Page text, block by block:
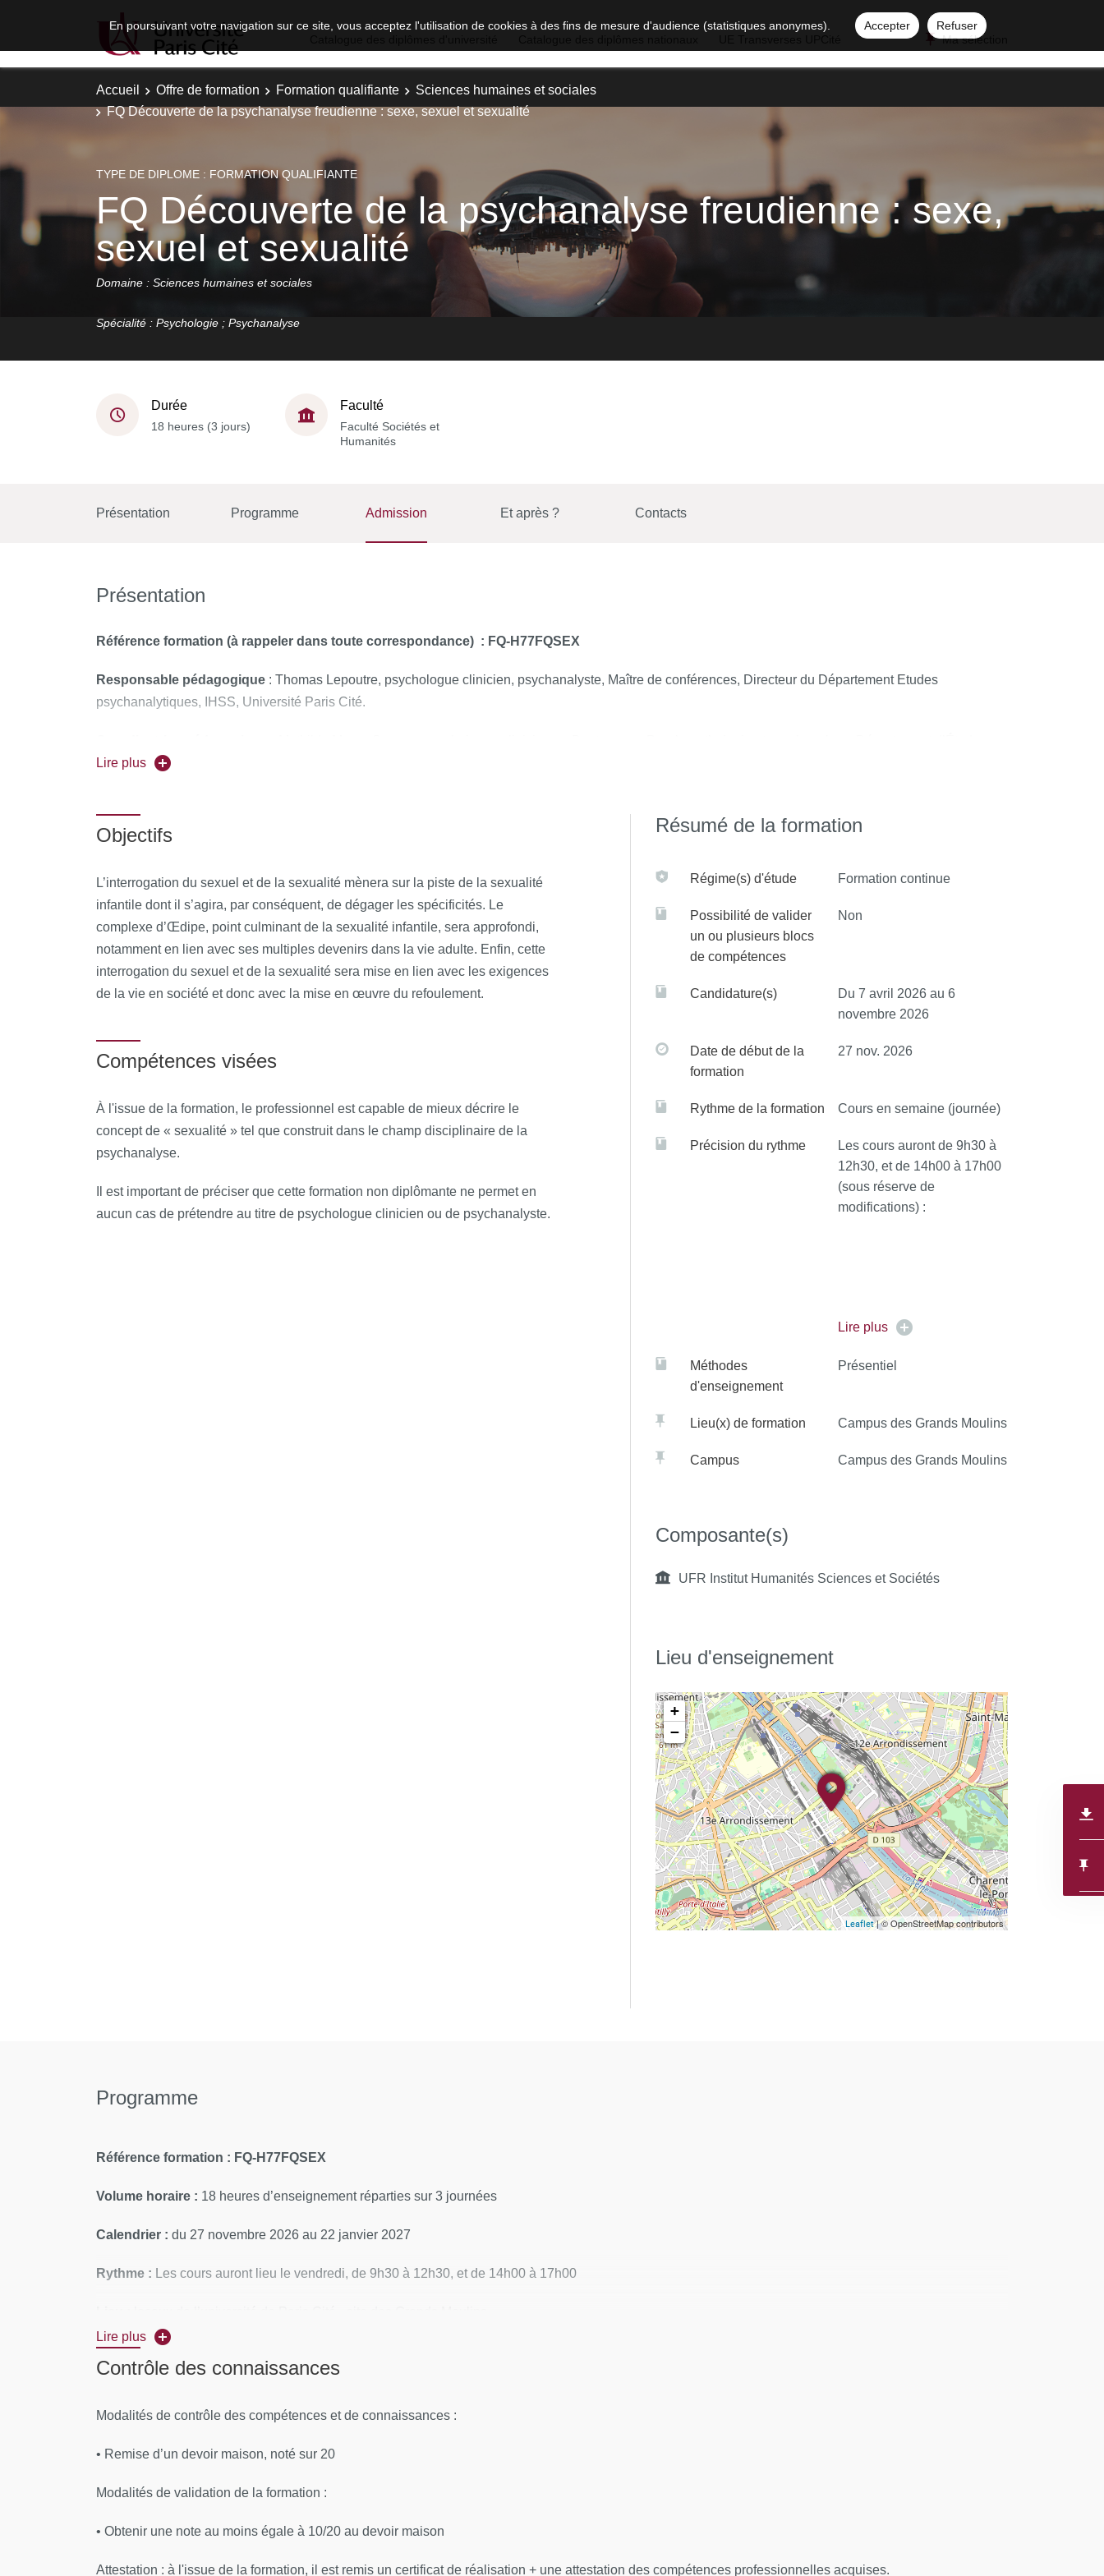
En poursuivant votre navigation sur ce site, vous acceptez l'utilisation de cookies à des fins de mesure d'audience (statistiques anonymes). Accepter
Refuser
Ma sélection
Accueil Offre de formation Formation qualifiante
Sciences humaines et sociales
FQ Découverte de la psychanalyse freudienne : sexe, sexuel et sexualité
TYPE DE DIPLOME : FORMATION QUALIFIANTE
FQ Découverte de la psychanalyse freudienne : sexe,
sexuel et sexualité
Domaine : Sciences humaines et sociales
Spécialité : Psychologie ; Psychanalyse
Durée
18 heures (3 jours)
Faculté
Faculté Sociétés et
Humanités
Présentation Programme Admission Et après ? Contacts
Présentation
Référence formation (à rappeler dans toute correspondance) : FQ-H77FQSEX
Responsable pédagogique : Thomas Lepoutre, psychologue clinicien, psychanalyste, Maître de conférences, Directeur du Département Etudes
psychanalytiques, IHSS, Université Paris Cité.
Psychanalytiques de l’UFR IHSS, Université Paris Cité.
Pour vous inscrire, déposez votre candidature sur C@anditOnLine
Lire plus
Objectifs
L’interrogation du sexuel et de la sexualité mènera sur la piste de la sexualité
infantile dont il s’agira, par conséquent, de dégager les spécificités. Le
complexe d’Œdipe, point culminant de la sexualité infantile, sera approfondi,
notamment en lien avec ses multiples devenirs dans la vie adulte. Enfin, cette
interrogation du sexuel et de la sexualité sera mise en lien avec les exigences
de la vie en société et donc avec la mise en œuvre du refoulement.
Compétences visées
À l'issue de la formation, le professionnel est capable de mieux décrire le
concept de « sexualité » tel que construit dans le champ disciplinaire de la
psychanalyse.
Il est important de préciser que cette formation non diplômante ne permet en
aucun cas de prétendre au titre de psychologue clinicien ou de psychanalyste.
Résumé de la formation
Régime(s) d'étude Formation continue
Possibilité de valider
un ou plusieurs blocs
de compétences
Non
Candidature(s)
Du 7 avril 2026 au 6
novembre 2026
Date de début de la
formation
27 nov. 2026
Rythme de la formation Cours en semaine (journée)
Précision du rythme
Les cours auront de 9h30 à
12h30, et de 14h00 à 17h00
(sous réserve de
modifications) :
Lire plus
Méthodes
d'enseignement
Présentiel
Lieu(x) de formation Campus des Grands Moulins
Campus Campus des Grands Moulins
Composante(s)
UFR Institut Humanités Sciences et Sociétés
Lieu d'enseignement
+
−
Leaflet| © OpenStreetMap contributors
Programme
Référence formation : FQ-H77FQSEX
Volume horaire : 18 heures d’enseignement réparties sur 3 journées
Calendrier : du 27 novembre 2026 au 22 janvier 2027
Rythme : Les cours auront lieu le vendredi, de 9h30 à 12h30, et de 14h00 à 17h00
CONTENUS PÉDAGOGIQUES :
Estellon Vincent : Psychologue clinicien ; Psychanalyste ; Professeur des Universités Département Études psychanalytiques, UFR IHSS, Université Paris
Cité
Paris Cité
Cristina Cernat : Docteure en Psychopathologie et psychanalyse, Département d’Études Psychanalytiques de l’UFR IHSS, Université Paris Cité
Lire plus
Contrôle des connaissances
Modalités de contrôle des compétences et de connaissances :
• Remise d’un devoir maison, noté sur 20
Modalités de validation de la formation :
• Obtenir une note au moins égale à 10/20 au devoir maison
Attestation : à l'issue de la formation, il est remis un certificat de réalisation + une attestation des compétences professionnelles acquises.